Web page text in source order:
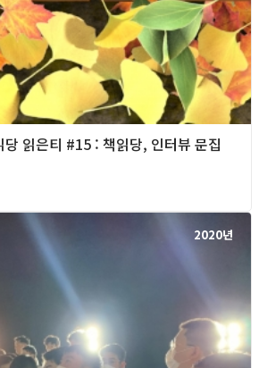
읽은티 #15 : 책읽당, 인터뷰 문집
2020년